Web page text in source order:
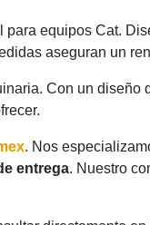
equipos Cat.
aseguran un
Con un
. Nos
entrega. Nuestro